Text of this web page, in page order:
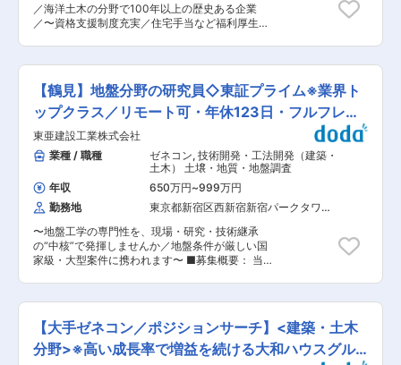
モデルの構築や自動化施工などの革新的なものづ
くり手法の確立や新たな価値の創造を推進。
シティの想像を目指します。 ■実績： 井手口川
ダム、国道45号大峠山地区道路工事、九州新幹線
ク、多摩ニュータウン、ユーラス伊達ウインドフ
ァーム
しております。 ◆男性女性ともに育児休暇取得率
100%で、厚生労働省の「えるぼし認定」も取得
しております。 ◆長期的就業を見据え、60歳を
を付与しております。 ◆年功序列ではなく評価次
第で昇格の機会がございます。役職が上がれば手
当もつくので、頑張りがしっかりと反映されるよ
うになっております。 ■戸田建設に関して：
1881年（明治14年）の創業以来、学校や病院、国
の重要文化財、インフラなど、様々な施工に携わ
ってきました。今後は企画から施工、リノベーシ
ョンに至る全てのプロセスにおける知見を集約す
るプラットフォームの構築。日本初の浮体式洋上
風力発電の事業者となった「再生可能エネルギー
事業」をはじめとする新領域への挑戦。BIM/CIM
モデルの構築や自動化施工などの革新的なものづ
くり手法の確立や新たな価値の創造を推進。
シティの想像を目指します。 ■実績： 井手口川
ダム、国道45号大峠山地区道路工事、九州新幹線
ク、多摩ニュータウン、ユーラス伊達ウインドフ
ァーム
／海洋土木の分野で100年以上の歴史ある企業
／〜資格支援制度充実／住宅手当など福利厚生充
てくる地盤工学的な技術課題への対応 ・地盤工学
分野における研究開発テーマの推進 ・学協会活動
を通じた有識者との交流 ※建築事業は40数年前か
ら進出し、生産・物流・教育・文化・商業・医
療・福祉施設、マンション等の幅広い実績があ
り、海外案件にも携わっています。 ■資格取得制
度： ・国家資格、民間資格問わず、業務上必要な
資格から、自己啓発による資格取得まで、さまざ
まな資格取得に対する支援を行っています。 ■高
度専門技術者教育制度： ・社外の教育機関（大学
院博士課程）を利用し、技術力向上に貢献する高
度専門技術者を養成する制度です。目標技術レベ
ルとして、博士・Ph.Dなどの取得を想定し、大学
院博士課程学費、学会参加旅費などの支援を行い
ます。 ■ジョブローテーション制度： ・入社か
ら約10年間を対象に、異なる環境での勤務を経験
を通じて、広い視野を持った人材を育成していま
す。 ■働きやすさ： ・週2日のリモートワーク勤
務が可能です。 ・コアタイム無しのフルフレック
【鶴見】地盤分野の研究員◇東証プライム※業界ト
ップクラス／リモート可・年休123日・フルフレッ
クス
東亜建設工業株式会社
業種 / 職種
ゼネコン, 技術開発・工法開発（建築・
土木） 土壌・地質・地盤調査
年収
650万円~999万円
勤務地
東京都新宿区西新宿新宿パークタワー
〜地盤工学の専門性を、現場・研究・技術継承
の“中核”で発揮しませんか／地盤条件が厳しい国
家級・大型案件に携われます〜 ■募集概要： 当
めて重要な領域として位置づけられています。当
社の技術基盤を今後も支え続ける中核組織とし
て、体制強化を目的に増員募集を行います。本ポ
ジションでは、現場支援と研究の両方に携わって
いただき、担当割合はおおよそ半々を想定してい
【大手ゼネコン／ポジションサーチ】<建築・土木
分野>※高い成長率で増益を続ける大和ハウスグル